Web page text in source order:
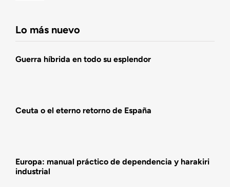
Lo más nuevo
Guerra híbrida en todo su esplendor
Ceuta o el eterno retorno de España
Europa: manual práctico de dependencia y harakiri
industrial